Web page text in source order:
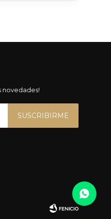
novedades!
SUSCRIBIRME